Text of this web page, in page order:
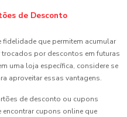
de Desconto
que permitem acumular
por descontos em futuras
uma loja específica, considere se
aproveitar essas vantagens.
de desconto ou cupons
cupons online que